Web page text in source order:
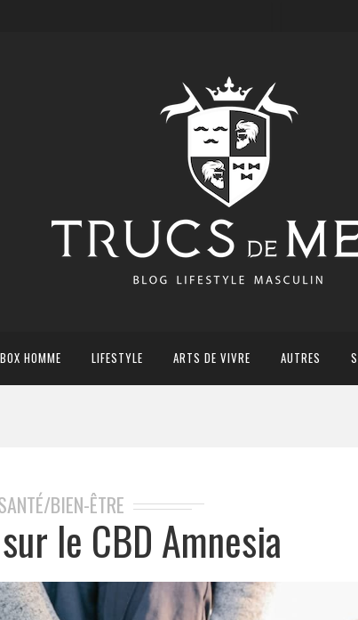
HOMME LIFESTYLE ARTS DE VIVRE AUTRES
BIEN-ÊTRE
le CBD Amnesia